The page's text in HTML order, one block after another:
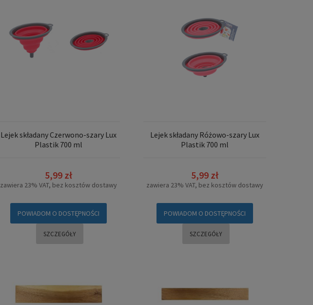
Lejek składany Czerwono-szary Lux
Plastik 700 ml
5,99 zł
zawiera 23% VAT, bez kosztów dostawy
POWIADOM O DOSTĘPNOŚCI
SZCZEGÓŁY
Lejek składany Różowo-szary Lux
Plastik 700 ml
5,99 zł
zawiera 23% VAT, bez kosztów dostawy
POWIADOM O DOSTĘPNOŚCI
SZCZEGÓŁY